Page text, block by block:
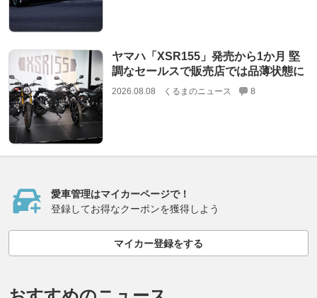
ヤマハ「XSR155」発売から1か月 堅
調なセールスで販売店では品薄状態に
2026.08.08 くるまのニュース 8
愛車管理はマイカーページで！
登録してお得なクーポンを獲得しよう
マイカー登録をする